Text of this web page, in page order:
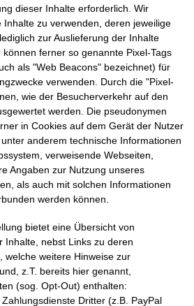
dieser Inhalte erforderlich. Wir
Inhalte zu verwenden, deren jeweilige
zur Auslieferung der Inhalte
ferner so genannte Pixel-Tags
als "Web Beacons" bezeichnet) für
verwenden. Durch die "Pixel-
wie der Besucherverkehr auf den
werden. Die pseudonymen
in Cookies auf dem Gerät der Nutzer
anderem technische Informationen
verweisende Webseiten,
Angaben zur Nutzung unseres
als auch mit solchen Informationen
werden können.
bietet eine Übersicht von
Inhalte, nebst Links zu deren
welche weitere Hinweise zur
z.T. bereits hier genannt,
(sog. Opt-Out) enthalten:
Dritter (z.B. PayPal